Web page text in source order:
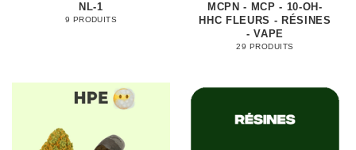
NL-1
9 PRODUITS
MCPN - MCP - 10-OH-
HHC FLEURS - RÉSINES
- VAPE
29 PRODUITS